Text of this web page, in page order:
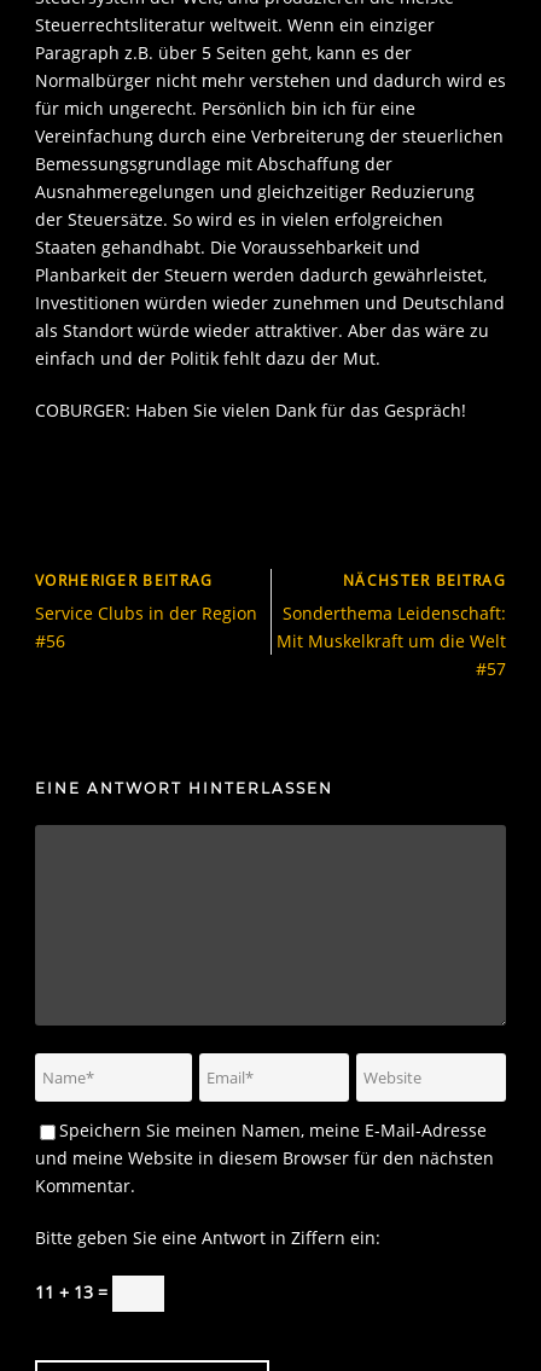
Steuerrechtsliteratur weltweit. Wenn ein einziger
Paragraph z.B. über 5 Seiten geht, kann es der
Normalbürger nicht mehr verstehen und dadurch wird es
für mich ungerecht. Persönlich bin ich für eine
Vereinfachung durch eine Verbreiterung der steuerlichen
Bemessungsgrundlage mit Abschaffung der
Ausnahmeregelungen und gleichzeitiger Reduzierung
der Steuersätze. So wird es in vielen erfolgreichen
Staaten gehandhabt. Die Voraussehbarkeit und
Planbarkeit der Steuern werden dadurch gewährleistet,
Investitionen würden wieder zunehmen und Deutschland
als Standort würde wieder attraktiver. Aber das wäre zu
einfach und der Politik fehlt dazu der Mut.
COBURGER: Haben Sie vielen Dank für das Gespräch!
VORHERIGER BEITRAG
Service Clubs in der Region
#56
NÄCHSTER BEITRAG
Sonderthema Leidenschaft:
Mit Muskelkraft um die Welt
#57
EINE ANTWORT HINTERLASSEN
Speichern Sie meinen Namen, meine E-Mail-Adresse
und meine Website in diesem Browser für den nächsten
Kommentar.
Bitte geben Sie eine Antwort in Ziffern ein:
11 + 13 =